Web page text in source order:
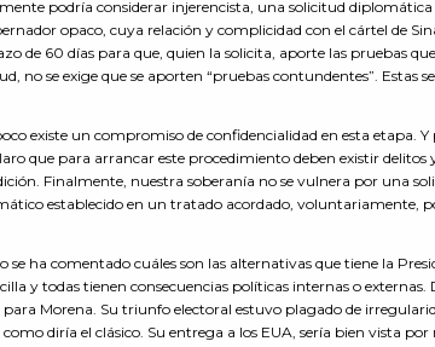
podría considerar injerencista, una solicitud
opaco, cuya relación y complicidad con el cártel de
de 60 días para que, quien la solicita, aporte las pruebas
no se exige que se aporten “pruebas contundentes”. Estas
existe un compromiso de confidencialidad en esta etapa.
que para arrancar este procedimiento deben existir delitos
Finalmente, nuestra soberanía no se vulnera por una
establecido en un tratado acordado, voluntariamente,
se ha comentado cuáles son las alternativas que tiene la
y todas tienen consecuencias políticas internas o
Morena. Su triunfo electoral estuvo plagado de
como diría el clásico. Su entrega a los EUA, sería bien vista